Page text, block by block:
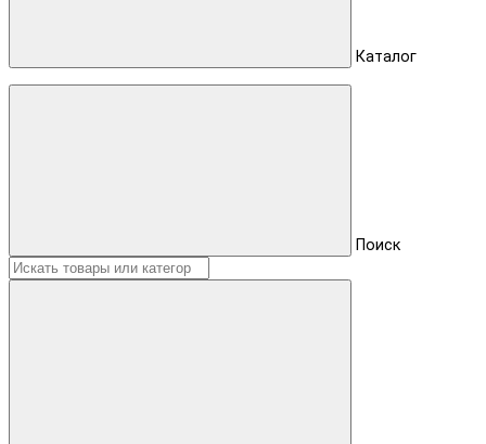
Каталог
Поиск